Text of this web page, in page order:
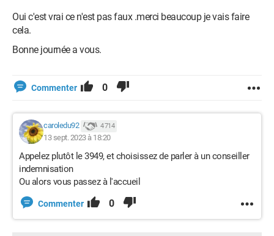
Oui c'est vrai ce n'est pas faux .merci beaucoup je vais faire
cela.
Bonne journée a vous.
Commenter 0
caroledu92 4 714
13 sept. 2023 à 18:20
Appelez plutôt le 3949, et choisissez de parler à un conseiller
indemnisation
Ou alors vous passez à l'accueil
Commenter 0